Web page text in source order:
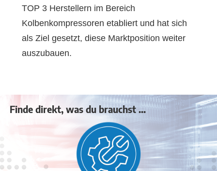
TOP 3 Herstellern im Bereich
Kolbenkompressoren etabliert und hat sich
als Ziel gesetzt, diese Marktposition weiter
auszubauen.
Finde direkt, was du brauchst ...